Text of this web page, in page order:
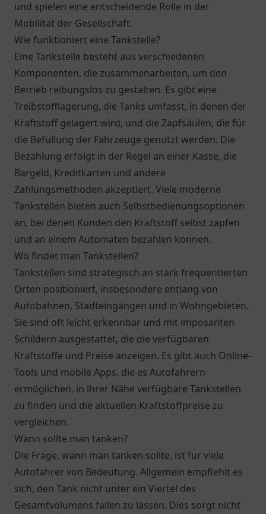
und spielen eine entscheidende Rolle in der
Mobilität der Gesellschaft.
Wie funktioniert eine Tankstelle?
Eine Tankstelle besteht aus verschiedenen
Komponenten, die zusammenarbeiten, um den
Betrieb reibungslos zu gestalten. Es gibt eine
Treibstofflagerung, die Tanks umfasst, in denen der
Kraftstoff gelagert wird, und die Zapfsäulen, die für
die Befüllung der Fahrzeuge genutzt werden. Die
Bezahlung erfolgt in der Regel an einer Kasse, die
Bargeld, Kreditkarten und andere
Zahlungsmethoden akzeptiert. Viele moderne
Tankstellen bieten auch Selbstbedienungsoptionen
an, bei denen Kunden den Kraftstoff selbst zapfen
und an einem Automaten bezahlen können.
Wo findet man Tankstellen?
Tankstellen sind strategisch an stark frequentierten
Orten positioniert, insbesondere entlang von
Autobahnen, Stadteingängen und in Wohngebieten.
Sie sind oft leicht erkennbar und mit imposanten
Schildern ausgestattet, die die verfügbaren
Kraftstoffe und Preise anzeigen. Es gibt auch Online-
Tools und mobile Apps, die es Autofahrern
ermöglichen, in ihrer Nähe verfügbare Tankstellen
zu finden und die aktuellen Kraftstoffpreise zu
vergleichen.
Wann sollte man tanken?
Die Frage, wann man tanken sollte, ist für viele
Autofahrer von Bedeutung. Allgemein empfiehlt es
sich, den Tank nicht unter ein Viertel des
Gesamtvolumens fallen zu lassen. Dies sorgt nicht